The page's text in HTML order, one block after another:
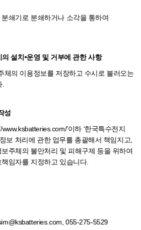
쇄기로 분쇄하거나 소각을 통하여
설치•운영 및 거부에 관한 사항
체의 이용정보를 저장하고 수시로 불러오는
성
’이하 ‘한국특수전지
보 처리에 관한 업무를 총괄해서 책임지고,
주체의 불만처리 및 피해구제 등을 위하여
임자를 지정하고 있습니다.
055-275-5529